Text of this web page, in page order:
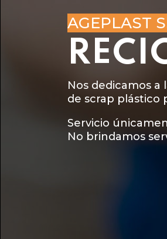
AGEPLAST
Nos dedicamos
de scrap plástico
Servicio
No brindamos